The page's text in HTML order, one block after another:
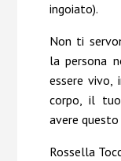
ingoiato).
Non ti
la persona
essere
corpo, il
avere
Rossella